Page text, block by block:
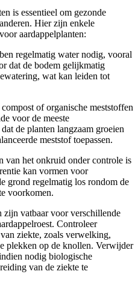
is essentieel om gezonde
Hier zijn enkele
aardappelplanten:
regelmatig water nodig, vooral
dat de bodem gelijkmatig
wat kan leiden tot
of organische meststoffen
voor de meeste
de planten langzaam groeien
meststof toepassen.
van het onkruid onder controle is
kan vormen voor
grond regelmatig los rondom de
voorkomen.
zijn vatbaar voor verschillende
Controleer
ziekte, zoals verwelking,
plekken op de knollen. Verwijder
nodig biologische
van de ziekte te